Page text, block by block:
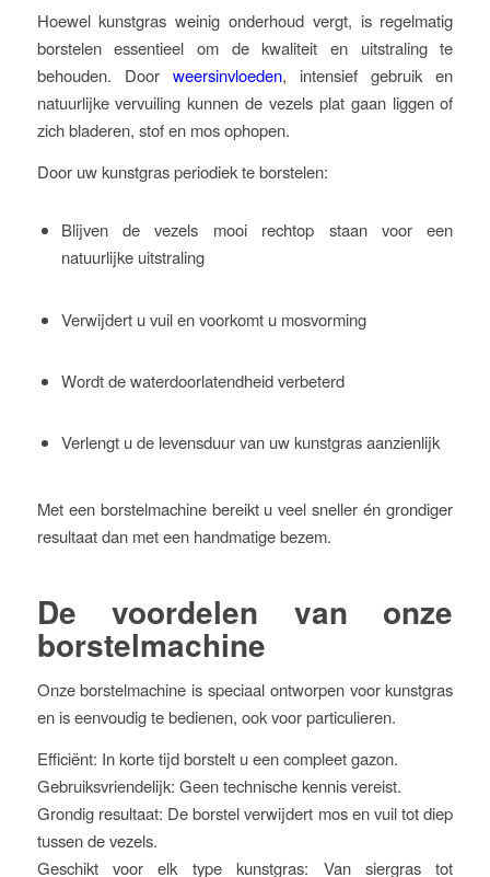
Hoewel kunstgras weinig onderhoud vergt, is regelmatig
borstelen essentieel om de kwaliteit en uitstraling te
behouden. Door weersinvloeden, intensief gebruik en
natuurlijke vervuiling kunnen de vezels plat gaan liggen of
zich bladeren, stof en mos ophopen.
Door uw kunstgras periodiek te borstelen:
Blijven de vezels mooi rechtop staan voor een
natuurlijke uitstraling
Verwijdert u vuil en voorkomt u mosvorming
Wordt de waterdoorlatendheid verbeterd
Verlengt u de levensduur van uw kunstgras aanzienlijk
Met een borstelmachine bereikt u veel sneller én grondiger
resultaat dan met een handmatige bezem.
De voordelen van onze
borstelmachine
Onze borstelmachine is speciaal ontworpen voor kunstgras
en is eenvoudig te bedienen, ook voor particulieren.
Efficiënt: In korte tijd borstelt u een compleet gazon.
Gebruiksvriendelijk: Geen technische kennis vereist.
Grondig resultaat: De borstel verwijdert mos en vuil tot diep
tussen de vezels.
Geschikt voor elk type kunstgras: Van siergras tot